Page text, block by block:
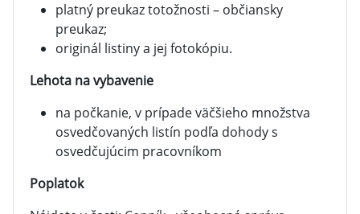
platný preukaz totožnosti – občiansky
preukaz;
originál listiny a jej fotokópiu.
Lehota na vybavenie
na počkanie, v prípade väčšieho množstva
osvedčovaných listín podľa dohody s
osvedčujúcim pracovníkom
Poplatok